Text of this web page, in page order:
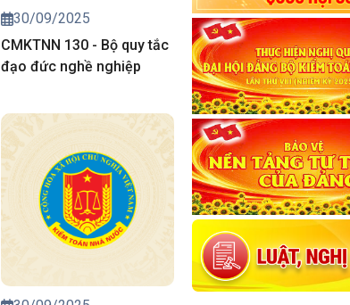
30/09/2025
CMKTNN 130 - Bộ quy tắc
đạo đức nghề nghiệp